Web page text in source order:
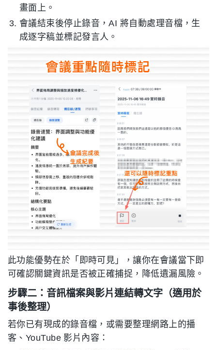
畫面上。
會議結束後停止錄音，AI 將自動處理音檔，生
成逐字稿並標記發言人。
此功能優勢在於「即時可見」，讓你在會議當下即
可確認關鍵資訊是否被正確捕捉，降低遺漏風險。
步驟二：音訊檔案與影片連結轉文字（適用於
事後整理）
若你已有現成的錄音檔，或需要整理網路上的播
客、YouTube 影片內容：